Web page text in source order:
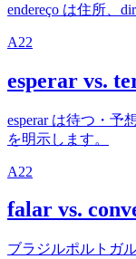
endereço は住所、
A22
esperar vs.
esperar は待つ・予
を明示します。
A22
falar vs.
ブラジルポルトガ